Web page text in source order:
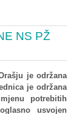
NS PŽ
je održana
je održana
potrebitih
usvojen